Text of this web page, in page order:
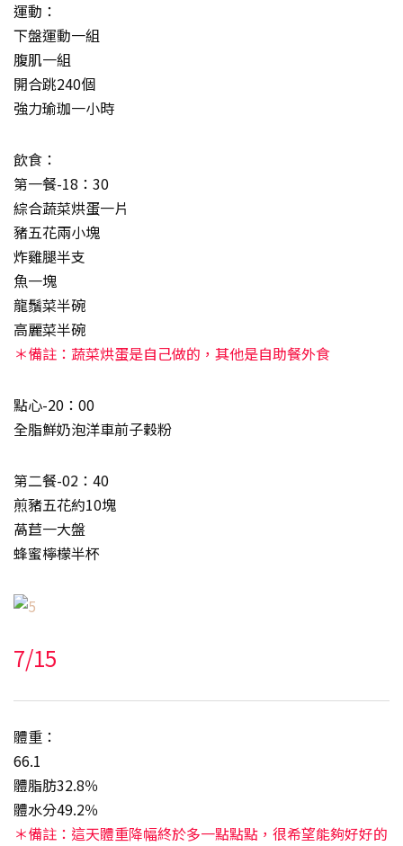
運動：
下盤運動一組
腹肌一組
開合跳240個
強力瑜珈一小時
飲食：
第一餐-18：30
綜合蔬菜烘蛋一片
豬五花兩小塊
炸雞腿半支
魚一塊
龍鬚菜半碗
高麗菜半碗
＊備註：蔬菜烘蛋是自己做的，其他是自助餐外食
點心-20：00
全脂鮮奶泡洋車前子穀粉
第二餐-02：40
煎豬五花約10塊
萵苣一大盤
蜂蜜檸檬半杯
7/15
體重：
66.1
體脂肪32.8％
體水分49.2％
＊備註：這天體重降幅終於多一點點點，很希望能夠好好的